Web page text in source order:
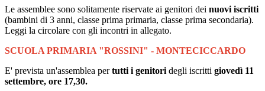
Le assemblee sono solitamente riservate ai genitori dei nuovi iscritti
(bambini di 3 anni, classe prima primaria, classe prima secondaria).
Leggi la circolare con gli incontri in allegato.
SCUOLA PRIMARIA "ROSSINI" - MONTECICCARDO
E' prevista un'assemblea pertutti i genitori degli iscritti giovedì 11
settembre, ore 17,30.